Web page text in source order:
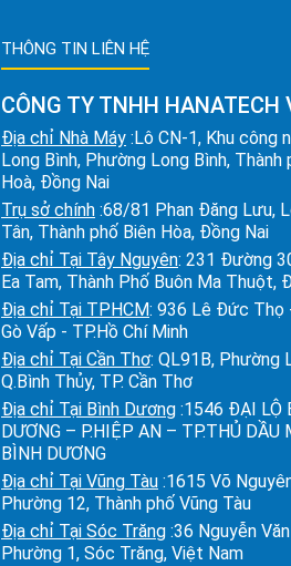
THÔNG TIN LIÊN HỆ
CÔNG TY TNHH HANATECH
Địa chỉ Nhà Máy :Lô CN-1, Khu công
Long Bình, Phường Long Bình, Thành
Hoà, Đồng Nai
Trụ sở chính :68/81 Phan Đăng Lưu,
Tân, Thành phố Biên Hòa, Đồng Nai
Địa chỉ Tại Tây Nguyên: 231 Đường
Ea Tam, Thành Phố Buôn Ma Thuột,
Địa chỉ Tại TPHCM: 936 Lê Đức Thọ
Gò Vấp - TP.Hồ Chí Minh
Địa chỉ Tại Cần Thơ: QL91B, Phường
Q.Bình Thủy, TP. Cần Thơ
Địa chỉ Tại Bình Dương :1546 ĐẠI LỘ
DƯƠNG – P.HIỆP AN – TP.THỦ
BÌNH DƯƠNG
Địa chỉ Tại Vũng Tàu :1615 Võ
Phường 12, Thành phố Vũng Tàu
Địa chỉ Tại Sóc Trăng :36 Nguyễn
Phường 1, Sóc Trăng, Việt Nam